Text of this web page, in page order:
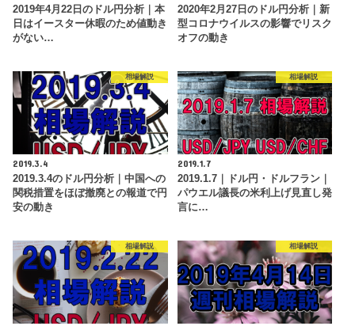
2019年4月22日のドル円分析｜本
日はイースター休暇のため値動き
がない…
2020年2月27日のドル円分析｜新
型コロナウイルスの影響でリスク
オフの動き
相場解説
2019.3.4
2019.3.4のドル円分析｜中国への
関税措置をほぼ撤廃との報道で円
安の動き
相場解説
2019.1.7
2019.1.7｜ドル円・ドルフラン｜
パウエル議長の米利上げ見直し発
言に…
相場解説 相場解説